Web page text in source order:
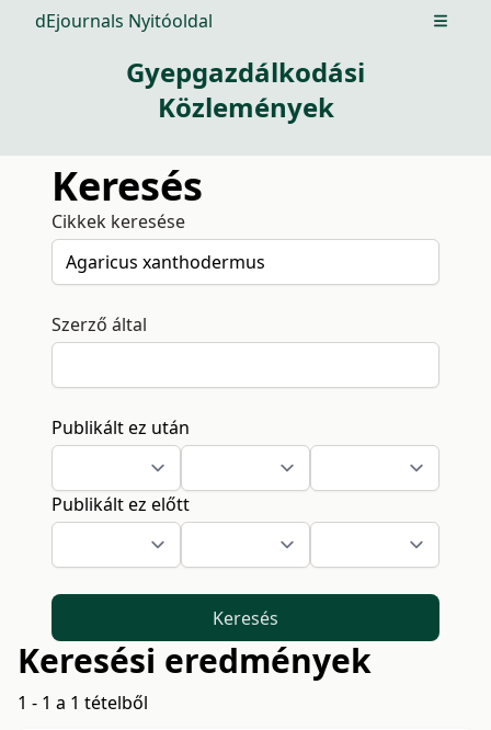
dEjournals Nyitóoldal Open
Gyepgazdálkodási
Közlemények
Keresés
Cikkek keresése
Szerző által
Publikált ez után
Publikált ez előtt
Keresés
Keresési eredmények
1 - 1 a 1 tételből